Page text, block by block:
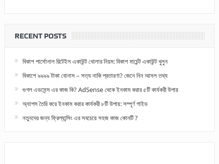
RECENT POSTS
বিকাশ পার্সোনাল রিটেইল একাউন্ট খোলার নিয়ম: বিকাশ মার্চেন্ট একাউন্ট খুলুন
বিকাশে ৯৯৯৯ টাকা বোনাস – সত্য নাকি প্রতারণা? জেনে নিন আসল তথ্য
গুগল এডসেন্স এর কাজ কি? AdSense থেকে ইনকাম করার ৫টি কার্যকরী উপায়
অ্যাপস তৈরি করে ইনকাম করার কার্যকরী ৮টি উপায়: সম্পূর্ণ গাইড
নতুনদের জন্য ফ্রিল্যান্সিং এর সবচেয়ে সহজ কাজ কোনটি ?